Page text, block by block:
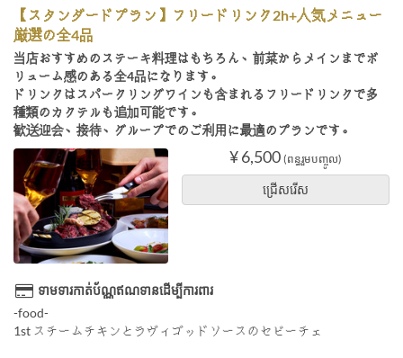
【スタンダードプラン】フリードリンク2h+人気メニュー
厳選の全4品
当店おすすめのステーキ料理はもちろん、前菜からメインまでボ
リューム感のある全4品になります。
ドリンクはスパークリングワインも含まれるフリードリンクで多
種類のカクテルも追加可能です。
歓送迎会、接待、グループでのご利用に最適のプランです。
¥ 6,500 (ពន្ធរួមបញ្ចូល)
ជ្រើសរើស
ទាមទារកាត់ប័ណ្ណឥណទានដើម្បីការពារ
-food-
1st スチームチキンとラヴィゴッドソースのセビーチェ